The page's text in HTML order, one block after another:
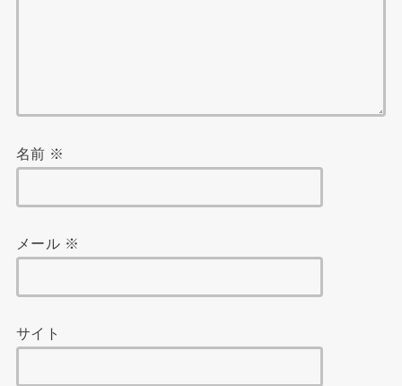
名前 ※
メール ※
サイト